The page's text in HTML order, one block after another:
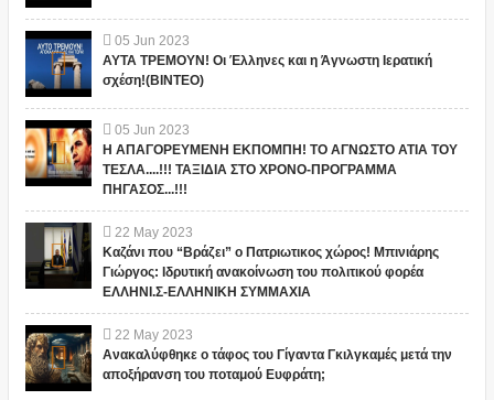
05 Jun 2023
ΑΥΤΑ ΤΡΕΜΟΥΝ! Οι Έλληνες και η Άγνωστη Ιερατική
σχέση!(ΒΙΝΤΕΟ)
05 Jun 2023
Η ΑΠΑΓΟΡΕΥΜΕΝΗ ΕΚΠΟΜΠΗ! ΤΟ ΑΓΝΩΣΤΟ ΑΤΙΑ ΤΟΥ
ΤΕΣΛΑ....!!! ΤΑΞΙΔΙΑ ΣΤΟ ΧΡΟΝΟ-ΠΡΟΓΡΑΜΜΑ
ΠΗΓΑΣΟΣ...!!!
22 May 2023
Καζάνι που “Βράζει” ο Πατριωτικος χώρος! Μπινιάρης
Γιώργος: Ιδρυτική ανακοίνωση του πολιτικού φορέα
ΕΛΛΗΝΙ.Σ-ΕΛΛΗΝΙΚΗ ΣΥΜΜΑΧΙΑ
22 May 2023
Ανακαλύφθηκε ο τάφος του Γίγαντα Γκιλγκαμές μετά την
αποξήρανση του ποταμού Ευφράτη;